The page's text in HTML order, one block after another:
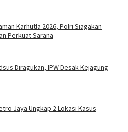
Karhutla 2026, Polri Siagakan
Perkuat Sarana
Diragukan, IPW Desak Kejagung
Jaya Ungkap 2 Lokasi Kasus